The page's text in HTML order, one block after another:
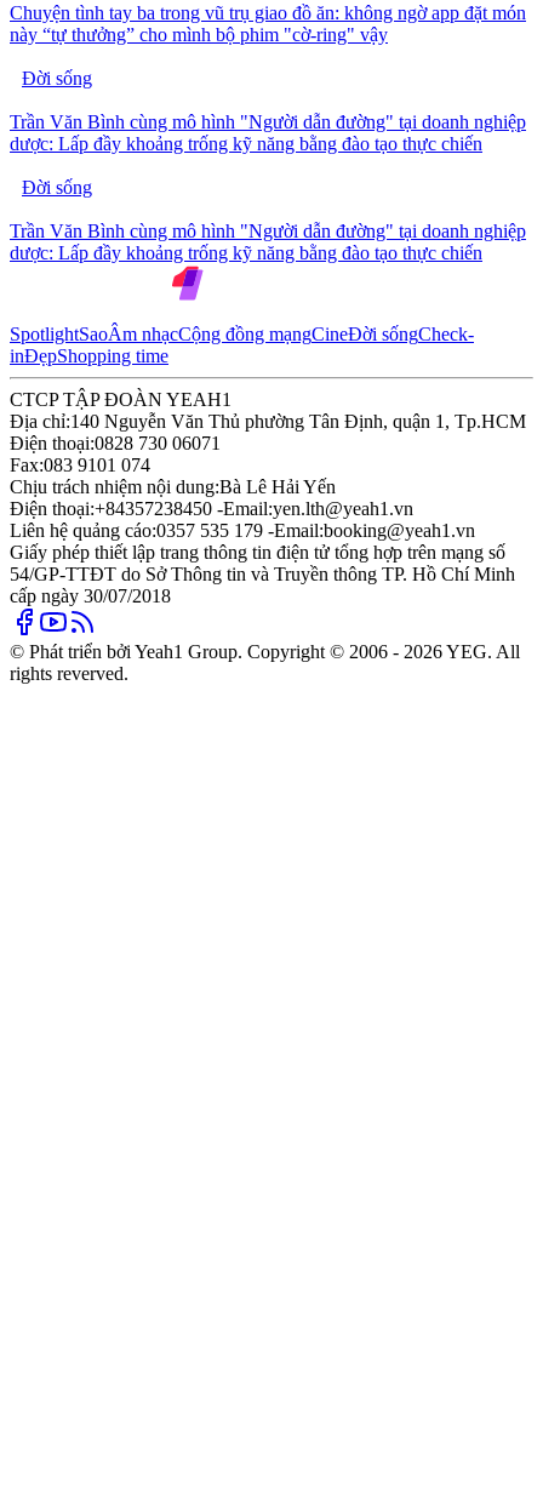
Chuyện tình tay ba trong vũ trụ giao đồ ăn: không ngờ app đặt món
này “tự thưởng” cho mình bộ phim "cờ-ring" vậy
Đời sống
Trần Văn Bình cùng mô hình "Người dẫn đường" tại doanh nghiệp
dược: Lấp đầy khoảng trống kỹ năng bằng đào tạo thực chiến
Đời sống
Trần Văn Bình cùng mô hình "Người dẫn đường" tại doanh nghiệp
dược: Lấp đầy khoảng trống kỹ năng bằng đào tạo thực chiến
SpotlightSaoÂm nhạcCộng đồng mạngCineĐời sốngCheck-
inĐẹpShopping time
CTCP TẬP ĐOÀN YEAH1
Địa chỉ:140 Nguyễn Văn Thủ phường Tân Định, quận 1, Tp.HCM
Điện thoại:0828 730 06071
Fax:083 9101 074
Chịu trách nhiệm nội dung:Bà Lê Hải Yến
Điện thoại:+84357238450 -Email:yen.lth@yeah1.vn
Liên hệ quảng cáo:0357 535 179 -Email:booking@yeah1.vn
Giấy phép thiết lập trang thông tin điện tử tổng hợp trên mạng số
54/GP-TTĐT do Sở Thông tin và Truyền thông TP. Hồ Chí Minh
cấp ngày 30/07/2018
© Phát triển bởi Yeah1 Group. Copyright © 2006 - 2026 YEG. All
rights reverved.